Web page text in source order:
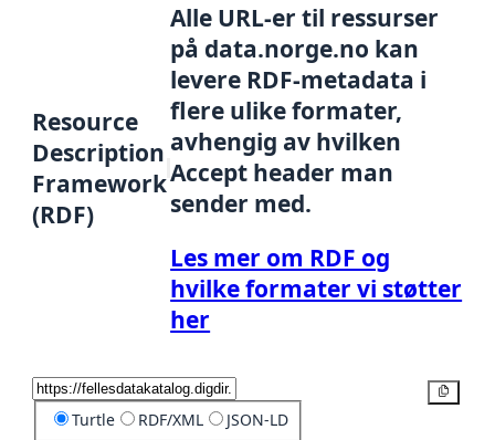
Resource
Description
Framework
(RDF)
Alle URL-er til ressurser
på data.norge.no kan
levere RDF-metadata i
flere ulike formater,
avhengig av hvilken
Accept header man
sender med.
Les mer om RDF og
hvilke formater vi støtter
her
Turtle RDF/XML JSON-LD